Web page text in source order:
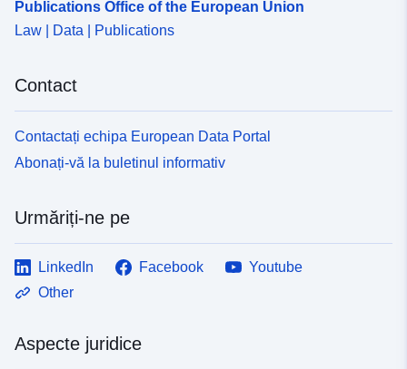
Publications Office of the European Union
Law | Data | Publications
Contact
Contactați echipa European Data Portal
Abonați-vă la buletinul informativ
Urmăriți-ne pe
LinkedIn Facebook
Youtube
Other
Aspecte juridice